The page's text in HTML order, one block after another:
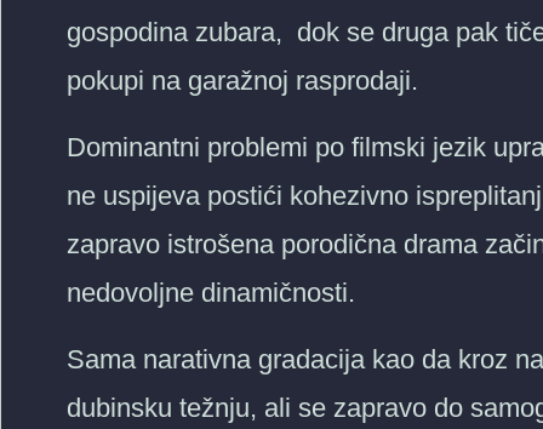
gospodina zubara, dok se druga pak
pokupi na garažnoj rasprodaji.
Dominantni problemi po filmski jezik
ne uspijeva postići kohezivno
zapravo istrošena porodična drama
nedovoljne dinamičnosti.
Sama narativna gradacija kao da kroz
dubinsku težnju, ali se zapravo do